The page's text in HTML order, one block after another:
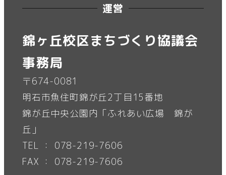
運営
錦ヶ丘校区まちづくり協議会
事務局
〒674-0081
明石市魚住町錦が丘2丁目15番地
錦が丘中央公園内「ふれあい広場 錦が
丘」
TEL ： 078-219-7606
FAX ： 078-219-7606